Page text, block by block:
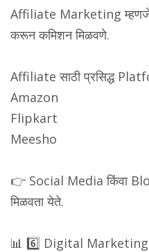
Affiliate Marketing म्हणजे
करून कमिशन मिळवणे.
Affiliate साठी प्रसिद्ध
Amazon
Flipkart
Meesho
👉 Social Media किंवा
मिळवता येते.
📊 6️⃣ Digital